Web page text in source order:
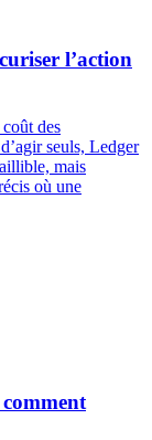
l’action
des
seuls, Ledger
mais
où une